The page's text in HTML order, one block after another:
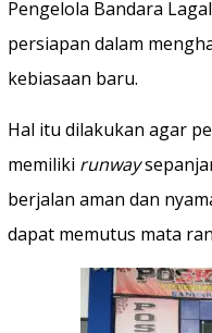
Pengelola Bandara
persiapan dalam
kebiasaan baru.
Hal itu dilakukan agar
memiliki runway
berjalan aman dan
dapat memutus mata